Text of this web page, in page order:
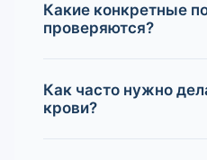
Какие конкретные
проверяются?
Как часто нужно
крови?